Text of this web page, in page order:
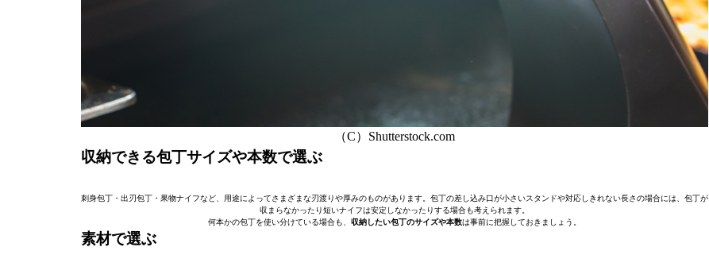
（C）Shutterstock.com
収納できる包丁サイズや本数で選ぶ
刺身包丁・出刃包丁・果物ナイフなど、用途によってさまざまな刃渡りや厚みのものがあります。包丁の差し込み口が小さいスタンドや対応しきれない長さの場合には、包丁が
収まらなかったり短いナイフは安定しなかったりする場合も考えられます。
何本かの包丁を使い分けている場合も、 収納したい包丁のサイズや本数は事前に把握しておきましょう。
素材で選ぶ